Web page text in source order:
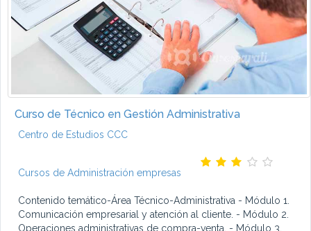
Curso de Técnico en Gestión Administrativa
Centro de Estudios CCC
Cursos de Administración empresas
Contenido temático-Área Técnico-Administrativa - Módulo 1.
Comunicación empresarial y atención al cliente. - Módulo 2.
Operaciones administrativas de compra-venta. - Módulo 3.